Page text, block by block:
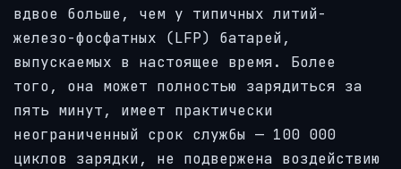
вдвое больше, чем у типичных литий-
железо-фосфатных (LFP) батарей,
выпускаемых в настоящее время. Более
того, она может полностью зарядиться за
пять минут, имеет практически
неограниченный срок службы — 100 000
циклов зарядки, не подвержена воздействию